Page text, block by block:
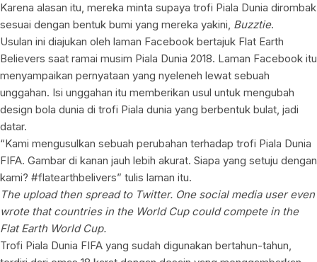
Karena alasan itu, mereka minta supaya trofi Piala Dunia dirombak
sesuai dengan bentuk bumi yang mereka yakini, Buzztie.
Usulan ini diajukan oleh laman Facebook bertajuk Flat Earth
Believers saat ramai musim Piala Dunia 2018. Laman Facebook itu
menyampaikan pernyataan yang nyeleneh lewat sebuah
unggahan. Isi unggahan itu memberikan usul untuk mengubah
design bola dunia di trofi Piala dunia yang berbentuk bulat, jadi
datar.
“Kami mengusulkan sebuah perubahan terhadap trofi Piala Dunia
FIFA. Gambar di kanan jauh lebih akurat. Siapa yang setuju dengan
kami? #flatearthbelivers” tulis laman itu.
The upload then spread to Twitter. One social media user even
wrote that countries in the World Cup could compete in the
Flat Earth World Cup.
Trofi Piala Dunia FIFA yang sudah digunakan bertahun-tahun,